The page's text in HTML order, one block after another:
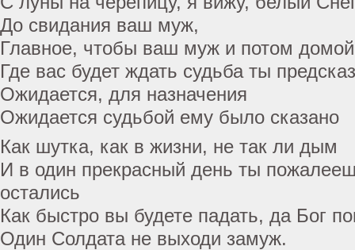
До свидания ваш муж,
Главное, чтобы ваш муж и потом
Где вас будет ждать судьба ты
Ожидается, для назначения
Ожидается судьбой ему было сказано
Как шутка, как в жизни, не так ли дым
И в один прекрасный день ты
остались
Как быстро вы будете падать, да Бог
Один Солдата не выходи замуж.